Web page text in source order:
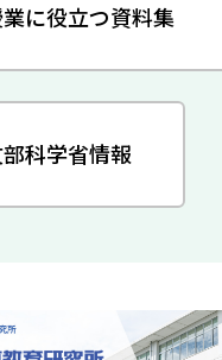
に役立つ資料集
科学省情報